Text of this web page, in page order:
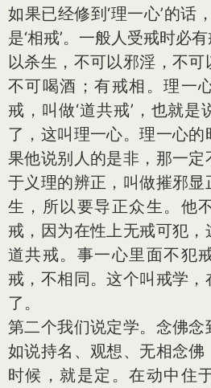
如果已经修到‘理一心’的话
是‘相戒’。一般人受戒时必
以杀生，不可以邪淫，不可
不可喝酒；有戒相。理一
戒，叫做‘道共戒’，也就
了，这叫理一心。理一心
果他说别人的是非，那一
于义理的辨正，叫做摧邪
生，所以要导正众生。他
戒，因为在性上无戒可犯
道共戒。事一心里面不犯
戒，不相同。这个叫戒学，
了。
第二个我们说定学。念佛
如说持名、观想、无相念
时候，就是定。在动中住